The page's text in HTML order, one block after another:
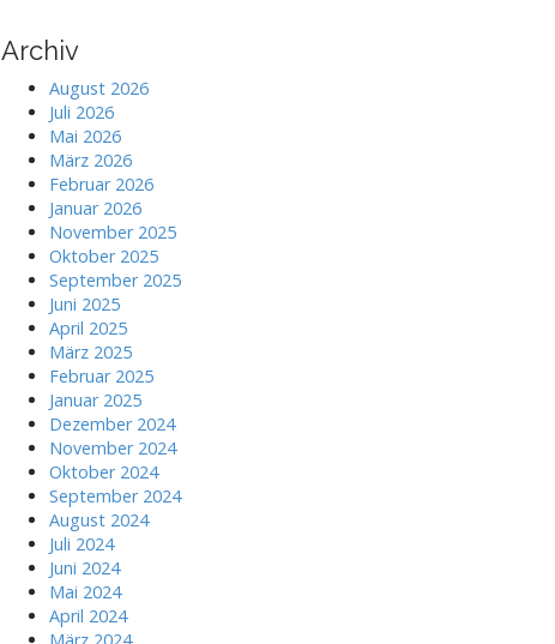
Archiv
August 2026
Juli 2026
Mai 2026
März 2026
Februar 2026
Januar 2026
November 2025
Oktober 2025
September 2025
Juni 2025
April 2025
März 2025
Februar 2025
Januar 2025
Dezember 2024
November 2024
Oktober 2024
September 2024
August 2024
Juli 2024
Juni 2024
Mai 2024
April 2024